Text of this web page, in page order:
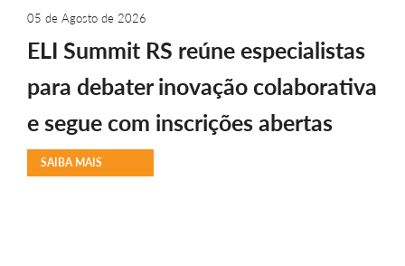
05 de Agosto de 2026
ELI Summit RS reúne especialistas
para debater inovação colaborativa
e segue com inscrições abertas
SAIBA MAIS